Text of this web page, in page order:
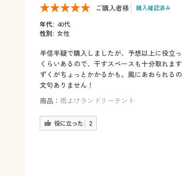
ご購入者様 購入確認済み
年代: 40代
性別: 女性
半信半疑で購入しましたが、予想以上に役立
くらいあるので、干すスペースも十分取れま
ずくがちょっとかかるかも。風にあおられる
文句ありません！
商品： 雨よけランドリーテント
役に立った 2